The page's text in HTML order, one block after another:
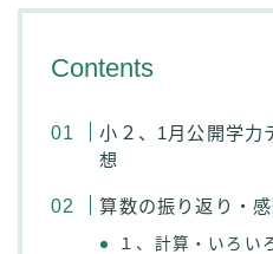
Contents
小２、1月公開学力
想
算数の振り返り・感
１、計算・いろい